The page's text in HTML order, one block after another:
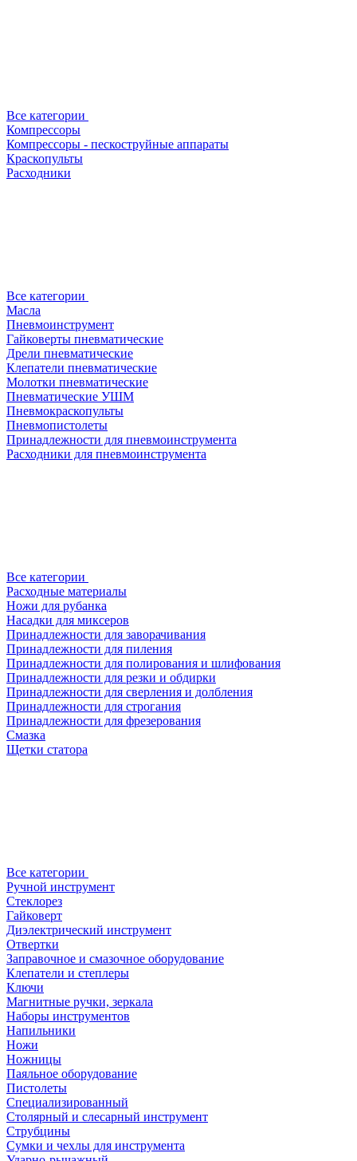
Все категории
Компрессоры
Компрессоры - пескоструйные аппараты
Краскопульты
Расходники
Все категории
Масла
Пневмоинструмент
Гайковерты пневматические
Дрели пневматические
Клепатели пневматические
Молотки пневматические
Пневматические УШМ
Пневмокраскопульты
Пневмопистолеты
Принадлежности для пневмоинструмента
Расходники для пневмоинструмента
Все категории
Расходные материалы
Ножи для рубанка
Насадки для миксеров
Принадлежности для заворачивания
Принадлежности для пиления
Принадлежности для полирования и шлифования
Принадлежности для резки и обдирки
Принадлежности для сверления и долбления
Принадлежности для строгания
Принадлежности для фрезерования
Смазка
Щетки статора
Все категории
Ручной инструмент
Стеклорез
Гайковерт
Диэлектрический инструмент
Отвертки
Заправочное и смазочное оборудование
Клепатели и степлеры
Ключи
Магнитные ручки, зеркала
Наборы инструментов
Напильники
Ножи
Ножницы
Паяльное оборудование
Пистолеты
Специализированный
Столярный и слесарный инструмент
Струбцины
Сумки и чехлы для инструмента